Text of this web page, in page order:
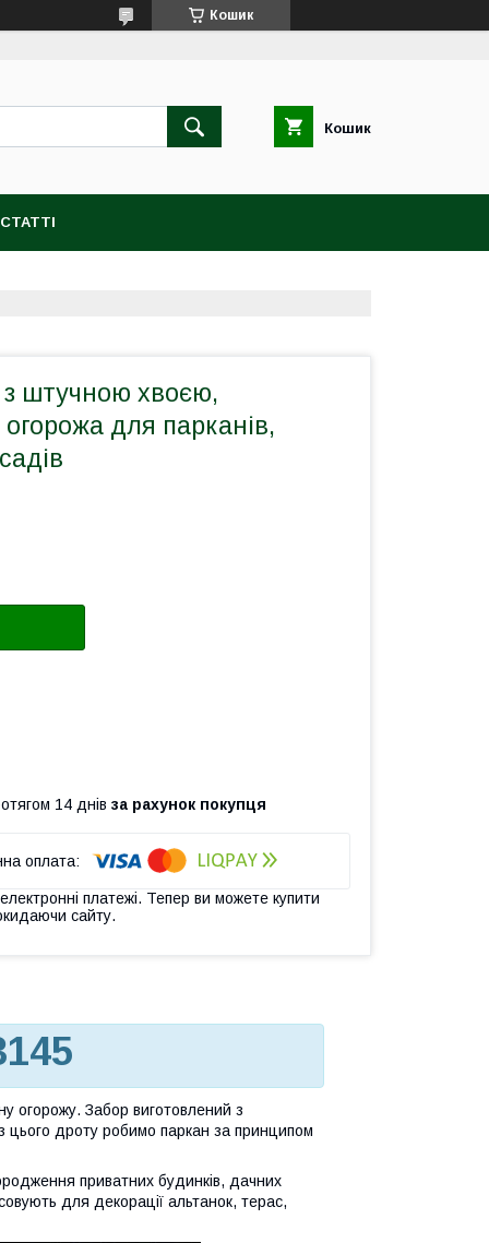
Кошик
Кошик
СТАТТІ
з штучною хвоєю,
для парканів,
14 днів за рахунок покупця
платежі. Тепер ви можете купити
сайту.
огорожу. Забор виготовлений з
цього дроту робимо паркан за принципом
приватних будинків, дачних
для декорації альтанок, терас,